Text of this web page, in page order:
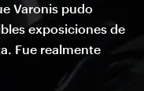
Varonis pudo
exposiciones de
Fue realmente